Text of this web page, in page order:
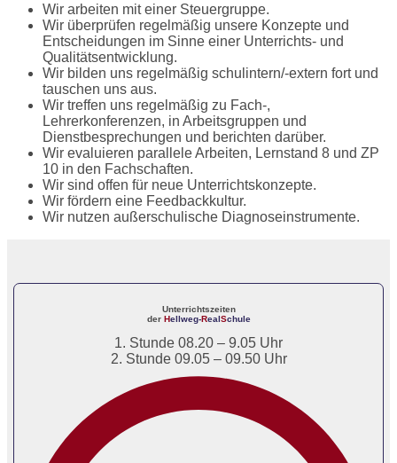
Wir arbeiten mit einer Steuergruppe.
Wir überprüfen regelmäßig unsere Konzepte und
Entscheidungen im Sinne einer Unterrichts- und
Qualitätsentwicklung.
Wir bilden uns regelmäßig schulintern/-extern fort und
tauschen uns aus.
Wir treffen uns regelmäßig zu Fach-,
Lehrerkonferenzen, in Arbeitsgruppen und
Dienstbesprechungen und berichten darüber.
Wir evaluieren parallele Arbeiten, Lernstand 8 und ZP
10 in den Fachschaften.
Wir sind offen für neue Unterrichtskonzepte.
Wir fördern eine Feedbackkultur.
Wir nutzen außerschulische Diagnoseinstrumente.
Unterrichtszeiten
der Hellweg-Real Schule
1. Stunde 08.20 – 9.05 Uhr
2. Stunde 09.05 – 09.50 Uhr